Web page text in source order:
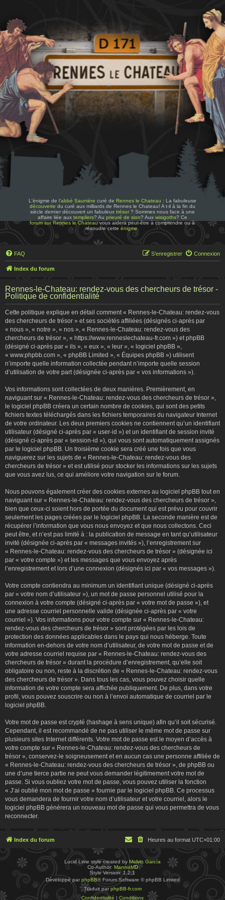
L'énigme de l'abbé Saunière curé de Rennes le Chateau : La fabuleuse
découverte du curé aux milliards de Rennes le Chateau! A t-il à la fin du
siècle dernier découvert un fabuleux trésor? Sommes nous face à une
affaire liée aux templiers? Au prieuré de sion? Aux wisigoths? Ce
forum sur Rennes le Chateauvous aidera peut-être à comprendre ou à
résoudre cetteénigme
FAQ Connexion
S’enregistrer
Index du forum
Rennes-le-Chateau: rendez-vous des chercheurs de trésor -
Politique de confidentialité
Cette politique explique en détail comment « Rennes-le-Chateau: rendez-vous
des chercheurs de trésor » et ses sociétés affiliées (désignés ci-après par
« nous », « notre », « nos », « Rennes-le-Chateau: rendez-vous des
chercheurs de trésor », « https://www.renneslechateau-fr.com ») et phpBB
(désigné ci-après par « ils », « eux », « leur », « logiciel phpBB »,
« www.phpbb.com », « phpBB Limited », « Équipes phpBB ») utilisent
n’importe quelle information collectée pendant n’importe quelle session
d’utilisation de votre part (désignée ci-après par « vos informations »).
Vos informations sont collectées de deux manières. Premièrement, en
naviguant sur « Rennes-le-Chateau: rendez-vous des chercheurs de trésor »,
le logiciel phpBB créera un certain nombre de cookies, qui sont des petits
fichiers textes téléchargés dans les fichiers temporaires du navigateur Internet
de votre ordinateur. Les deux premiers cookies ne contiennent qu’un identifiant
utilisateur (désigné ci-après par « user-id ») et un identifiant de session invité
(désigné ci-après par « session-id »), qui vous sont automatiquement assignés
par le logiciel phpBB. Un troisième cookie sera créé une fois que vous
naviguerez sur les sujets de « Rennes-le-Chateau: rendez-vous des
chercheurs de trésor » et est utilisé pour stocker les informations sur les sujets
que vous avez lus, ce qui améliore votre navigation sur le forum.
Nous pouvons également créer des cookies externes au logiciel phpBB tout en
naviguant sur « Rennes-le-Chateau: rendez-vous des chercheurs de trésor »,
bien que ceux-ci soient hors de portée du document qui est prévu pour couvrir
seulement les pages créées par le logiciel phpBB. La seconde manière est de
récupérer l’information que vous nous envoyez et que nous collectons. Ceci
peut être, et n’est pas limité à : la publication de message en tant qu’utilisateur
invité (désignée ci-après par « messages invités »), l’enregistrement sur
« Rennes-le-Chateau: rendez-vous des chercheurs de trésor » (désignée ici
par « votre compte ») et les messages que vous envoyez après
l’enregistrement et lors d’une connexion (désignés ici par « vos messages »).
Votre compte contiendra au minimum un identifiant unique (désigné ci-après
par « votre nom d’utilisateur »), un mot de passe personnel utilisé pour la
connexion à votre compte (désigné ci-après par « votre mot de passe »), et
une adresse courriel personnelle valide (désignée ci-après par « votre
courriel »). Vos informations pour votre compte sur « Rennes-le-Chateau:
rendez-vous des chercheurs de trésor » sont protégées par les lois de
protection des données applicables dans le pays qui nous héberge. Toute
information en-dehors de votre nom d’utilisateur, de votre mot de passe et de
votre adresse courriel requise par « Rennes-le-Chateau: rendez-vous des
chercheurs de trésor » durant la procédure d’enregistrement, qu’elle soit
obligatoire ou non, reste à la discrétion de « Rennes-le-Chateau: rendez-vous
des chercheurs de trésor ». Dans tous les cas, vous pouvez choisir quelle
information de votre compte sera affichée publiquement. De plus, dans votre
profil, vous pouvez souscrire ou non à l’envoi automatique de courriel par le
logiciel phpBB.
Votre mot de passe est crypté (hashage à sens unique) afin qu’il soit sécurisé.
Cependant, il est recommandé de ne pas utiliser le même mot de passe sur
plusieurs sites Internet différents. Votre mot de passe est le moyen d’accès à
votre compte sur « Rennes-le-Chateau: rendez-vous des chercheurs de
trésor », conservez-le soigneusement et en aucun cas une personne affiliée de
« Rennes-le-Chateau: rendez-vous des chercheurs de trésor », de phpBB ou
une d’une tierce partie ne peut vous demander légitimement votre mot de
passe. Si vous oubliez votre mot de passe, vous pouvez utiliser la fonction
« J’ai oublié mon mot de passe » fournie par le logiciel phpBB. Ce processus
vous demandera de fournir votre nom d’utilisateur et votre courriel, alors le
logiciel phpBB générera un nouveau mot de passe qui vous permettra de vous
reconnecter.
Index du forum Heures au format UTC+01:00
Lucid Lime style created by Melvin García
Co-Author: MannixMD
Style Version: 1.2.1
Développé par phpBB® Forum Software © phpBB Limited
Traduit parphpBB-fr.com
Confidentialité | Conditions